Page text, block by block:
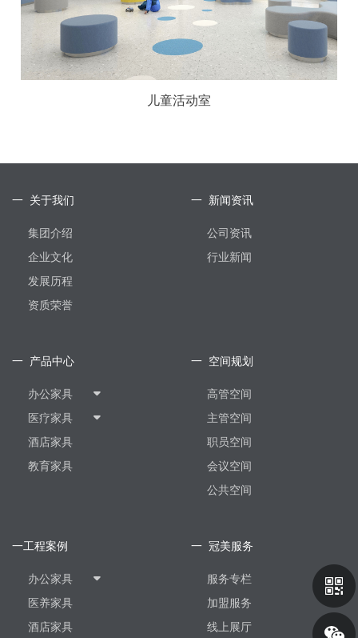
儿童活动室
一 关于我们
集团介绍
企业文化
发展历程
资质荣誉
一 新闻资讯
公司资讯
行业新闻
一 产品中心
办公家具
医疗家具
酒店家具
教育家具
一 空间规划
高管空间
主管空间
职员空间
会议空间
公共空间
一工程案例
办公家具
医养家具
酒店家具
一 冠美服务
服务专栏
加盟服务
线上展厅